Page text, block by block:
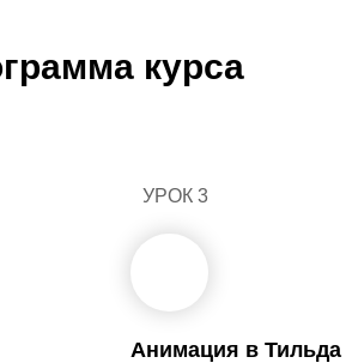
курса
Анимация в Тильда
УРОК 3